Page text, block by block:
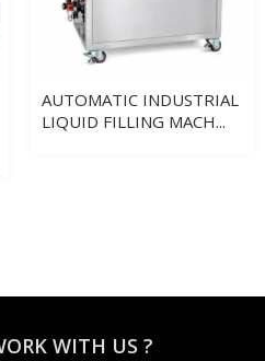
AUTOMATIC INDUSTRIAL
LIQUID FILLING MACH...
WITH US ?